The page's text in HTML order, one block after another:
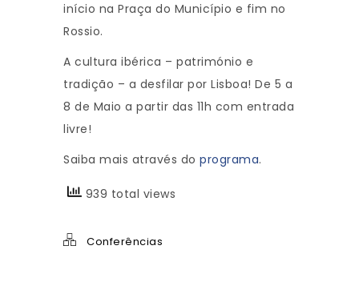
início na Praça do Município e fim no
Rossio.
A cultura ibérica – património e
tradição – a desfilar por Lisboa! De 5 a
8 de Maio a partir das 11h com entrada
livre!
Saiba mais através do programa.
939 total views
Conferências